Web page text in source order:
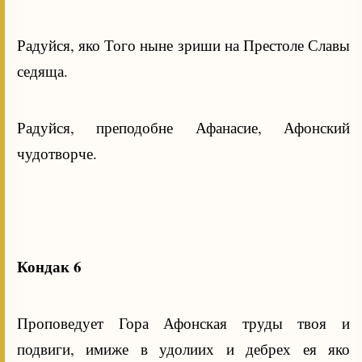
Радуйся, яко Того ныне зриши на Престоле Славы
седяща.
Радуйся, преподобне Афанасие, Афонский
чудотворче.
Кондак 6
Проповедует Гора Афонская труды твоя и
подвиги, имиже в удолиих и дебрех ея яко